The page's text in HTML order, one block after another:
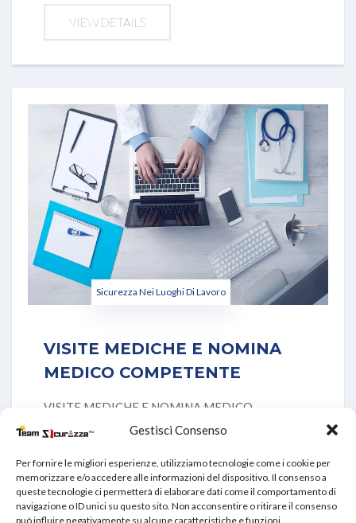
Gestisci Consenso
Per fornire le migliori esperienze, utilizziamo tecnologie come i cookie per
memorizzare e/o accedere alle informazioni del dispositivo. Il consenso a
queste tecnologie ci permetterà di elaborare dati come il comportamento di
navigazione o ID unici su questo sito. Non acconsentire o ritirare il consenso
può influire negativamente su alcune caratteristiche e funzioni.
VIEW DETAILS
Sicurezza Nei Luoghi Di Lavoro
VISITE MEDICHE E NOMINA
MEDICO COMPETENTE
VISITE MEDICHE E NOMINA MEDICO
COMPETENTE A tutela della salute di ogni
VIEW DETAILS